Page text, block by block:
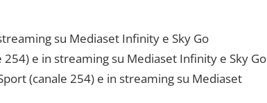
su Mediaset Infinity e Sky Go
e in streaming su Mediaset Infinity e Sky Go
(canale 254) e in streaming su Mediaset